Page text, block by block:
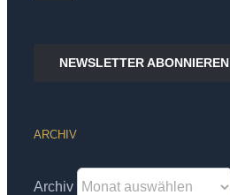
NEWSLETTER ABONNIEREN
ARCHIV
Archiv